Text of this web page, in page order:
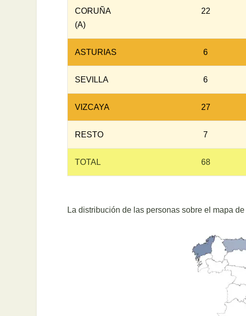
CORUÑA
(A)
22
ASTURIAS 6
SEVILLA 6
VIZCAYA 27
RESTO 7
TOTAL 68
La distribución de las personas sobre el mapa